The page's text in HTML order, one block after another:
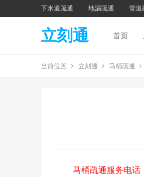
下水道疏通 地漏疏通 管道
立刻通 首页
当前位置 立刻通 马桶疏通
马桶疏通服务电话